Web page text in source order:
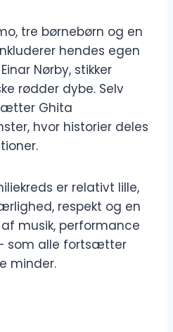
tre børnebørn og en
hendes egen
Nørby, stikker
rødder dybe. Selv
Ghita
hvor historier deles
er relativt lille,
respekt og en
musik, performance
som alle fortsætter
minder.